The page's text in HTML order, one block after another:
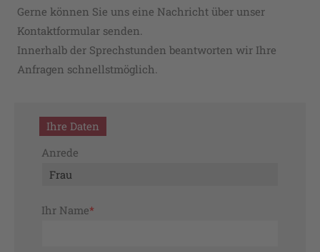
Gerne können Sie uns eine Nachricht über unser
Kontaktformular senden.
Innerhalb der Sprechstunden beantworten wir Ihre
Anfragen schnellstmöglich.
Ihre Daten
Anrede
Pflichtfeld
Ihr Name*